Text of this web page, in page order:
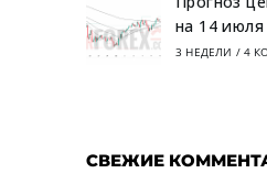
на 14 июля
3 НЕДЕЛИ / 4
СВЕЖИЕ